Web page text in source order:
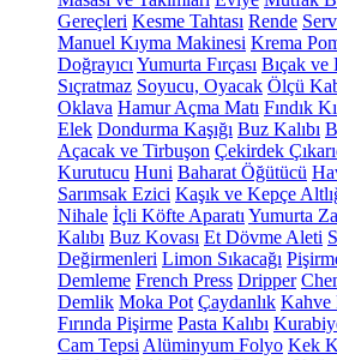
Gereçleri Kesme Tahtası Rende
Manuel Kıyma Makinesi Krema
Doğrayıcı Yumurta Fırçası Bıçak ve
Sıçratmaz Soyucu, Oyacak Ölçü
Oklava Hamur Açma Matı Fındık
Elek Dondurma Kaşığı Buz Kalıbı
Açacak ve Tirbuşon Çekirdek
Kurutucu Huni Baharat Öğütücü
Sarımsak Ezici Kaşık ve Kepçe
Nihale İçli Köfte Aparatı Yumurta
Kalıbı Buz Kovası Et Dövme Aleti
Değirmenleri Limon Sıkacağı
Demleme French Press Dripper
Demlik Moka Pot Çaydanlık Kahve
Fırında Pişirme Pasta Kalıbı
Cam Tepsi Alüminyum Folyo Kek